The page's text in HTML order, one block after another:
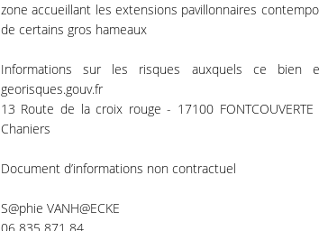
zone accueillant les extensions pavillonnaires
de certains gros hameaux
Informations sur les risques auxquels ce bien
georisques.gouv.fr
13 Route de la croix rouge - 17100
Chaniers
Document d’informations non contractuel
S@phie VANH@ECKE